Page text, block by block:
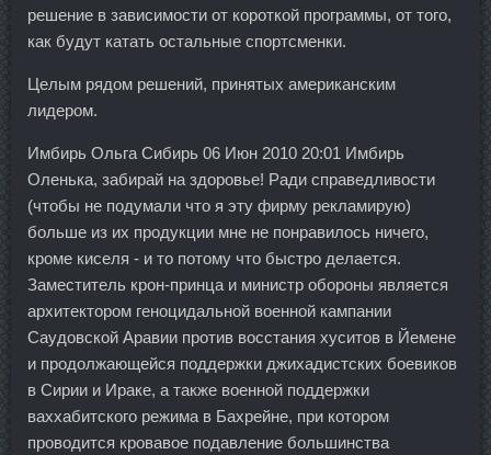
решение в зависимости от короткой программы, от того,
как будут катать остальные спортсменки.
Целым рядом решений, принятых американским
лидером.
Имбирь Ольга Сибирь 06 Июн 2010 20:01 Имбирь
Оленька, забирай на здоровье! Ради справедливости
(чтобы не подумали что я эту фирму рекламирую)
больше из их продукции мне не понравилось ничего,
кроме киселя - и то потому что быстро делается.
Заместитель крон-принца и министр обороны является
архитектором геноцидальной военной кампании
Саудовской Аравии против восстания хуситов в Йемене
и продолжающейся поддержки джихадистских боевиков
в Сирии и Ираке, а также военной поддержки
ваххабитского режима в Бахрейне, при котором
проводится кровавое подавление большинства